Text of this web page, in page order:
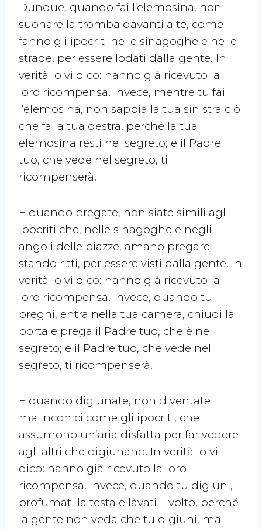
Dunque, quando fai l’elemosina, non
suonare la tromba davanti a te, come
fanno gli ipocriti nelle sinagoghe e nelle
strade, per essere lodati dalla gente. In
verità io vi dico: hanno già ricevuto la
loro ricompensa. Invece, mentre tu fai
l’elemosina, non sappia la tua sinistra ciò
che fa la tua destra, perché la tua
elemosina resti nel segreto; e il Padre
tuo, che vede nel segreto, ti
ricompenserà.
E quando pregate, non siate simili agli
ipocriti che, nelle sinagoghe e negli
angoli delle piazze, amano pregare
stando ritti, per essere visti dalla gente. In
verità io vi dico: hanno già ricevuto la
loro ricompensa. Invece, quando tu
preghi, entra nella tua camera, chiudi la
porta e prega il Padre tuo, che è nel
segreto; e il Padre tuo, che vede nel
segreto, ti ricompenserà.
E quando digiunate, non diventate
malinconici come gli ipocriti, che
assumono un’aria disfatta per far vedere
agli altri che digiunano. In verità io vi
dico: hanno già ricevuto la loro
ricompensa. Invece, quando tu digiuni,
profumati la testa e làvati il volto, perché
la gente non veda che tu digiuni, ma